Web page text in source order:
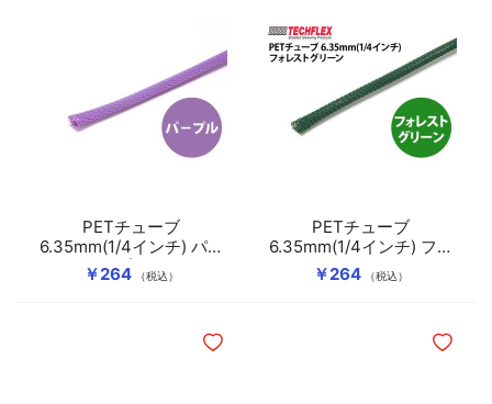
￥264 （税込）
PETチューブ
6.35mm(1/4インチ) パー
プル
￥264 （税込）
PETチューブ
6.35mm(1/4インチ) フォ
レストグリーン
ほしいものリストに追加 ほしい